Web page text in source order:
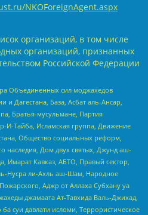
NKOForeignAgent.aspx
организаций, в том числе
организаций, признанных
Российской Федерации
Объединенных сил моджахедов
и Дагестана, База, Асбат аль-Ансар,
Братья-мусульмане, Партия
И-Тайба, Исламская группа, Движение
Общество социальных реформ,
наследия, Дом двух святых, Джунд аш-
Имарат Кавказ, АБТО, Правый сектор,
Нусра ли-Ахль аш-Шам, Народное
Аджр от Аллаха Субхану уа
джамаата Ат-Тавхида Валь-Джихад,
суи давлати исломи, Террористическое